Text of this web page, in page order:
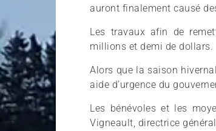
auront finalement causé
Les travaux afin de
millions et demi de dollars.
Alors que la saison
aide d’urgence du
Les bénévoles et les
Vigneault, directrice